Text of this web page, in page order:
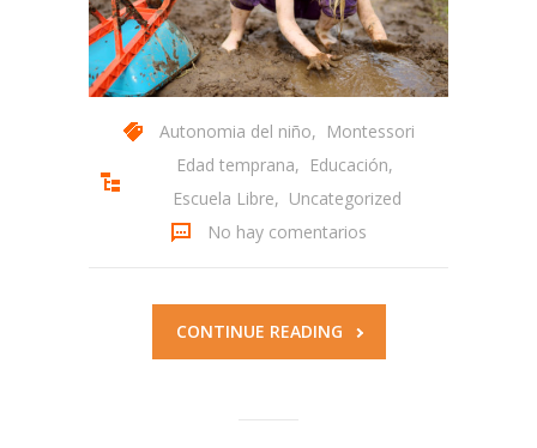
Contacto
-- Cómo llegar
-- Solicitud
-- Términos y condiciones
Acceder
Autonomia del niño, Montessori
Edad temprana, Educación,
Escuela Libre, Uncategorized
No hay comentarios
CONTINUE READING